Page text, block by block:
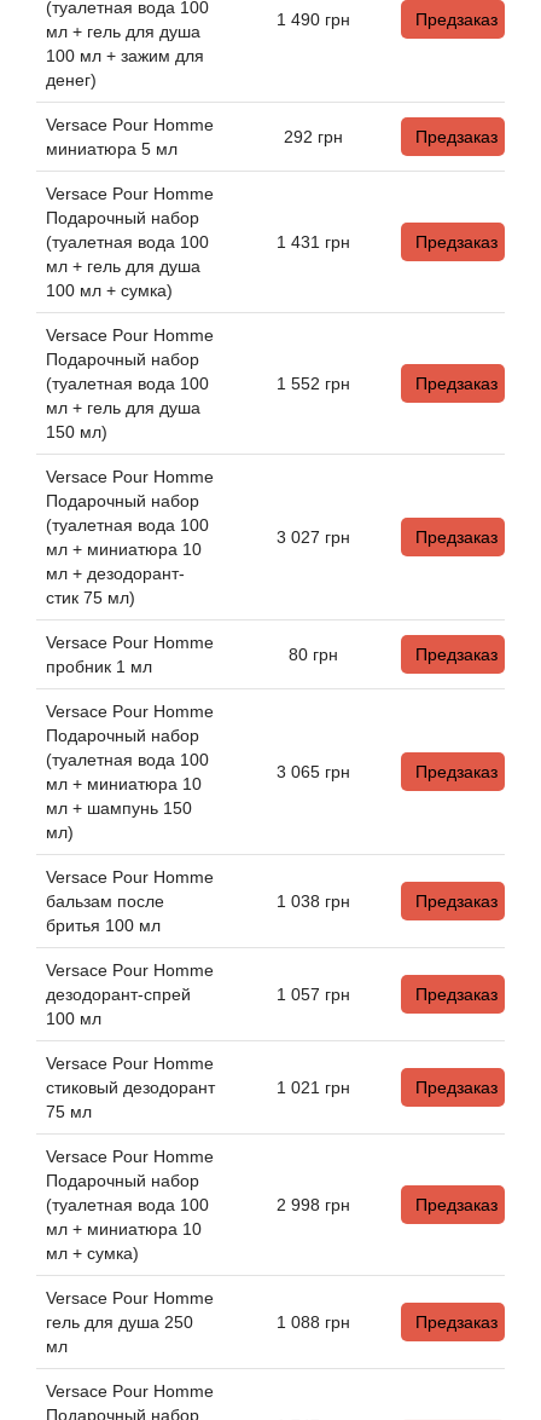
(туалетная вода 100
мл + гель для душа
100 мл + зажим для
денег)
1 490 грн Предзаказ
Versace Pour Homme
миниатюра 5 мл
292 грн Предзаказ
Versace Pour Homme
Подарочный набор
(туалетная вода 100
мл + гель для душа
100 мл + сумка)
1 431 грн Предзаказ
Versace Pour Homme
Подарочный набор
(туалетная вода 100
мл + гель для душа
150 мл)
1 552 грн Предзаказ
Versace Pour Homme
Подарочный набор
(туалетная вода 100
мл + миниатюра 10
мл + дезодорант-
стик 75 мл)
3 027 грн Предзаказ
Versace Pour Homme
пробник 1 мл
80 грн Предзаказ
Versace Pour Homme
Подарочный набор
(туалетная вода 100
мл + миниатюра 10
мл + шампунь 150
мл)
3 065 грн Предзаказ
Versace Pour Homme
бальзам после
бритья 100 мл
1 038 грн Предзаказ
Versace Pour Homme
дезодорант-спрей
100 мл
1 057 грн Предзаказ
Versace Pour Homme
стиковый дезодорант
75 мл
1 021 грн Предзаказ
Versace Pour Homme
Подарочный набор
(туалетная вода 100
мл + миниатюра 10
мл + сумка)
2 998 грн Предзаказ
Versace Pour Homme
гель для душа 250
мл
1 088 грн Предзаказ
Versace Pour Homme
Подарочный набор
Antonio Visconti
Aquolina
Arabesque Perfumes
Arabiyat
Aramis
Ariana Grande
Armaf
Armand Basi
Arrogance
Arte Profumi
ArteOlfatto
Asabi
Asgharali
Atelier Cologne
Atelier Des Ors
Atelier Flou
Athena's
Attar Collection
Au Pays de la Fleur d’Oranger
Axis
Azalia Parfums
Azzaro
Baldessarini